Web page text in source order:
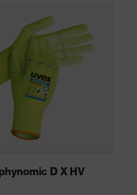
D X HV